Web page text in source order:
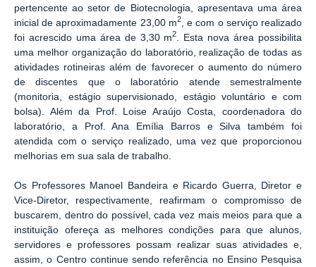
pertencente ao setor de Biotecnologia, apresentava uma área
inicial de aproximadamente 23,00 m2, e com o serviço realizado
foi acrescido uma área de 3,30 m2. Esta nova área possibilita
uma melhor organização do laboratório, realização de todas as
atividades rotineiras além de favorecer o aumento do número
de discentes que o laboratório atende semestralmente
(monitoria, estágio supervisionado, estágio voluntário e com
bolsa). Além da Prof. Loise Araújo Costa, coordenadora do
laboratório, a Prof. Ana Emília Barros e Silva também foi
atendida com o serviço realizado, uma vez que proporcionou
melhorias em sua sala de trabalho.
Os Professores Manoel Bandeira e Ricardo Guerra, Diretor e
Vice-Diretor, respectivamente, reafirmam o compromisso de
buscarem, dentro do possível, cada vez mais meios para que a
instituição ofereça as melhores condições para que alunos,
servidores e professores possam realizar suas atividades e,
assim, o Centro continue sendo referência no Ensino Pesquisa